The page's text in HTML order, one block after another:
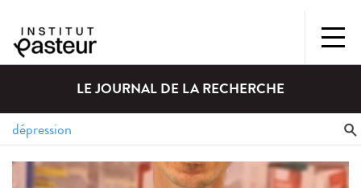
LE JOURNAL DE LA RECHERCHE